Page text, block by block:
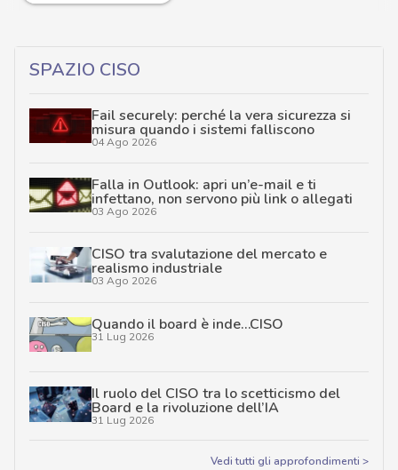
SPAZIO CISO
Fail securely: perché la vera sicurezza si
misura quando i sistemi falliscono
04 Ago 2026
Falla in Outlook: apri un’e-mail e ti
infettano, non servono più link o allegati
03 Ago 2026
CISO tra svalutazione del mercato e
realismo industriale
03 Ago 2026
Quando il board è inde…CISO
31 Lug 2026
Il ruolo del CISO tra lo scetticismo del
Board e la rivoluzione dell’IA
31 Lug 2026
Vedi tutti gli approfondimenti >